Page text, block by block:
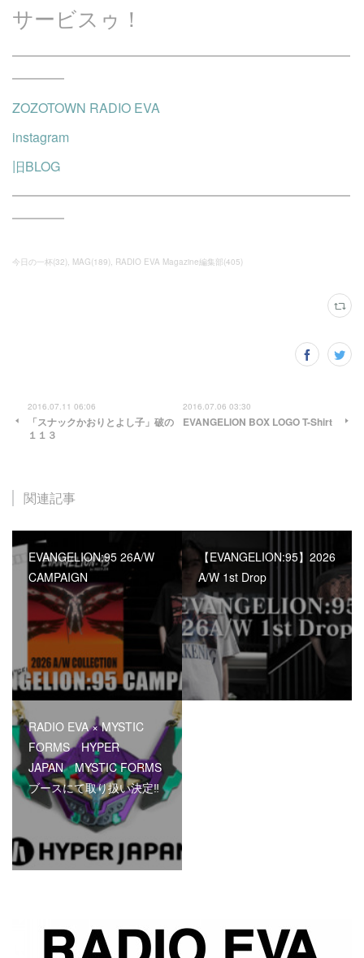
サービスゥ！
━━━━━━━━━━━━━━━━━━━━━━━━━━
━━━━
ZOZOTOWN RADIO EVA
instagram
旧BLOG
━━━━━━━━━━━━━━━━━━━━━━━━━━
━━━━
今日の一杯(32) MAG(189) RADIO EVA Magazine編集部(405)
2016.07.11 06:06
「スナックかおりとよし子」破の
１１３
2016.07.06 03:30
EVANGELION BOX LOGO T-Shirt
関連記事
EVANGELION:95 26A/W
CAMPAIGN
【EVANGELION:95】2026
A/W 1st Drop
RADIO EVA × MYSTIC
FORMS HYPER
JAPAN MYSTIC FORMS
ブースにて取り扱い決定‼︎